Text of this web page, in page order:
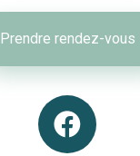
Prendre rendez-vous